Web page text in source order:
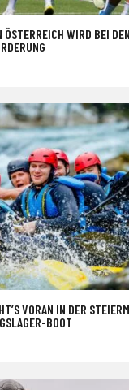
WIRD BEI
VORAN IN DER
BOOT